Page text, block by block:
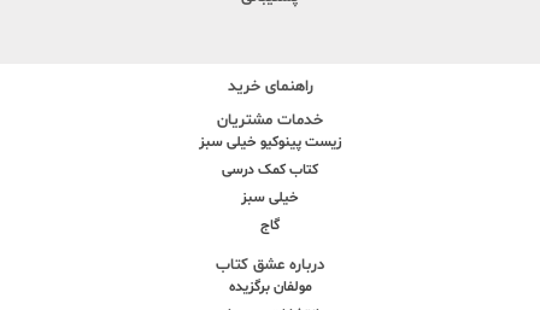
راهنمای خرید
خدمات مشتریان
زیست پینوکیو خیلی سبز
کتاب کمک درسی
خیلی سبز
گاج
درباره عشق کتاب
مولفان برگزیده